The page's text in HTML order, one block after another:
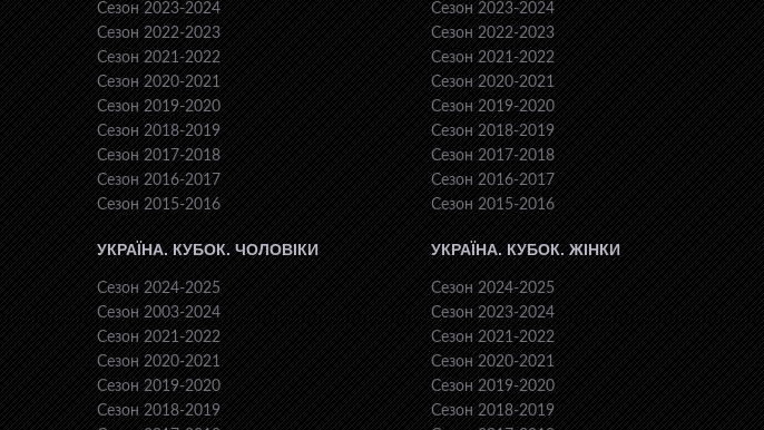
Сезон 2023-2024
Сезон 2022-2023
Сезон 2021-2022
Сезон 2020-2021
Сезон 2019-2020
Сезон 2018-2019
Сезон 2017-2018
Сезон 2016-2017
Сезон 2015-2016
Сезон 2023-2024
Сезон 2022-2023
Сезон 2021-2022
Сезон 2020-2021
Сезон 2019-2020
Сезон 2018-2019
Сезон 2017-2018
Сезон 2016-2017
Сезон 2015-2016
УКРАЇНА. КУБОК. ЧОЛОВІКИ
Сезон 2024-2025
Сезон 2003-2024
Сезон 2021-2022
Сезон 2020-2021
Сезон 2019-2020
Сезон 2018-2019
УКРАЇНА. КУБОК. ЖІНКИ
Сезон 2024-2025
Сезон 2023-2024
Сезон 2021-2022
Сезон 2020-2021
Сезон 2019-2020
Сезон 2018-2019